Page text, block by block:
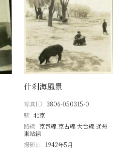
什刹海風景
写真ID 3806-050315-0
駅 北京
路線 京包線 京古線 大台線 通州
東站線
撮影日
1942年5月